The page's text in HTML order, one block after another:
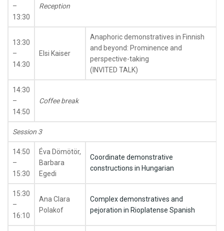
–
13:30
Reception
13:30
–
14:30
Elsi Kaiser
Anaphoric demonstratives in Finnish
and beyond: Prominence and
perspective-taking
(INVITED TALK)
14:30
–
14:50
Coffee break
Session 3
14:50
–
15:30
Éva Dömötör,
Barbara
Egedi
Coordinate demonstrative
constructions in Hungarian
15:30
–
16:10
Ana Clara
Polakof
Complex demonstratives and
pejoration in Rioplatense Spanish